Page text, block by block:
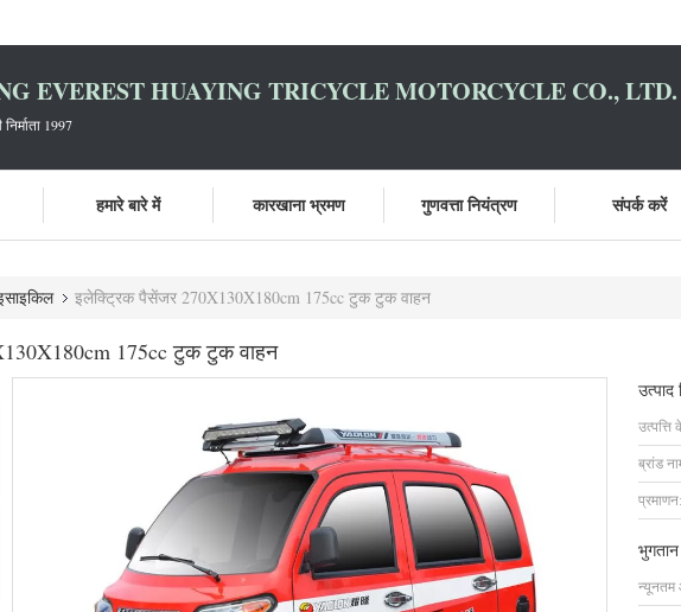
EVEREST HUAYING TRICYCLE MOTORCYCLE CO., LTD.
1997
हमारे बारे में कारखाना भ्रमण गुणवत्ता नियंत्रण संपर्क करें
इलेक्ट्रिक पैसेंजर 270X130X180cm 175cc टुक टुक वाहन
175cc टुक टुक वाहन
उत्पाद
उत्पत्ति
ब्रांड
प्रमाणन:
न्यूनतम